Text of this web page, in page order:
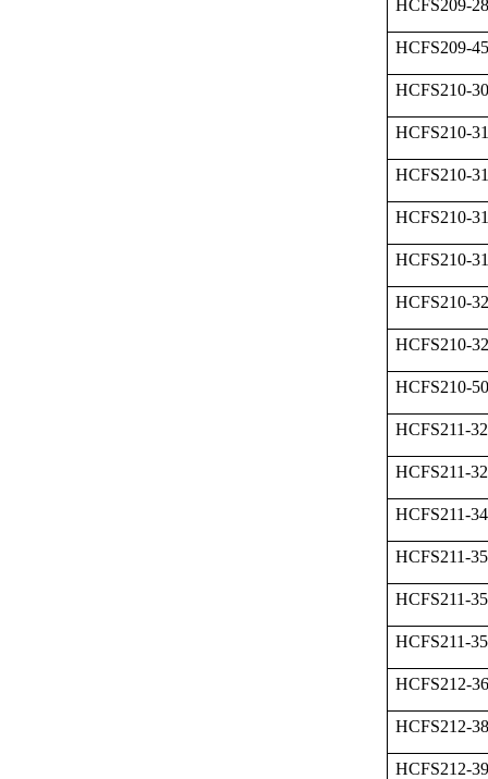
HCFS209-
HCFS209-
HCFS210-30
HCFS210-31
HCFS210-
HCFS210-
HCFS210-
HCFS210-32
HCFS210-
HCFS210-
HCFS211-32
HCFS211-
HCFS211-34
HCFS211-35
HCFS211-
HCFS211-
HCFS212-36
HCFS212-38
HCFS212-39